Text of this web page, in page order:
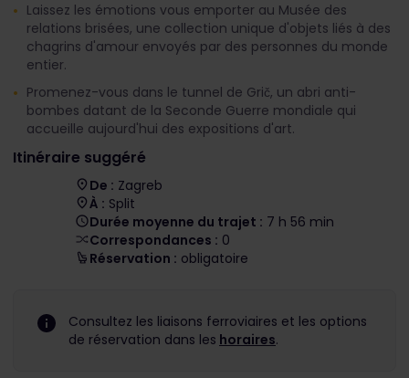
Laissez les émotions vous emporter au Musée des
relations brisées, une collection unique d'objets liés à des
chagrins d'amour envoyés par des personnes du monde
entier.
Promenez-vous dans le tunnel de Grič, un abri anti-
bombes datant de la Seconde Guerre mondiale qui
accueille aujourd'hui des expositions d'art.
Itinéraire suggéré
De : Zagreb
À : Split
Durée moyenne du trajet : 7 h 56 min
Correspondances : 0
Réservation : obligatoire
Consultez les liaisons ferroviaires et les options
de réservation dans les horaires.